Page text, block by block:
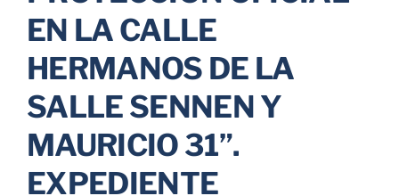
EN LA CALLE
HERMANOS DE LA
SALLE SENNEN Y
MAURICIO 31”.
EXPEDIENTE